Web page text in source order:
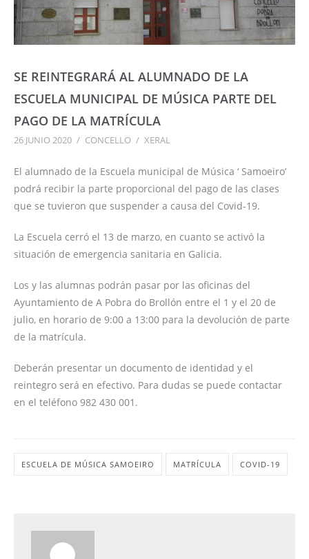
SE REINTEGRARÁ AL ALUMNADO DE LA
ESCUELA MUNICIPAL DE MÚSICA PARTE DEL
PAGO DE LA MATRÍCULA
26 JUNIO 2020 / CONCELLO / XERAL
El alumnado de la Escuela municipal de Música ‘ Samoeiro’
podrá recibir la parte proporcional del pago de las clases
que se tuvieron que suspender a causa del Covid-19.
La Escuela cerró el 13 de marzo, en cuanto se activó la
situación de emergencia sanitaria en Galicia.
Los y las alumnas podrán pasar por las oficinas del
Ayuntamiento de A Pobra do Brollón entre el 1 y el 20 de
julio, en horario de 9:00 a 13:00 para la devolución de parte
de la matrícula.
Deberán presentar un documento de identidad y el
reintegro será en efectivo. Para dudas se puede contactar
en el teléfono 982 430 001.
ESCUELA DE MÚSICA SAMOEIRO MATRÍCULA COVID-19